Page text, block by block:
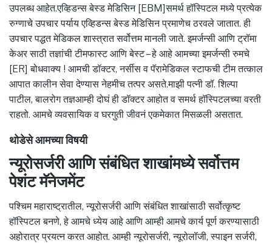
उपलब्ध आहेत.एव्हिडन्स बेस्ड मेडिसिन [EBM]समर्थ हॉस्पिटल मध्ये प्रत्येक
रुग्णाचे उपचार पर्याय एव्हिडन्स बेस्ड मेडिसिन प्रमाणेच ठरवले जातात. ही
उपचार पद्धत मेडिकल शास्त्रात सर्वोत्तम मानली जाते. इमर्जन्सी आणि ट्रॉमा
केअर साठी तज्ञांची टीमफास्ट आणि बेस्ट – हे आहे आमच्या इमर्जन्सी रुमचे
[ER] बोधवाक्य ! आमची डॉक्टर, नर्सीस व पॅरामेडिकल स्टाफची टीम तत्काल
आपात कालीन सेवा देण्यास नेहमीच तत्पर असते.माझी पत्नी डॉ. शिल्पा
पाटील, बालरोग तज्ञआम्ही दोघं ही डॉक्टर आहोत व समर्थ हॉस्पिटलच्या वरती
राहतो. आमचे व्यवसायिक व घरगुती जीवनं एकमेकात मिसळली असतात.
थोडेसे आमच्या विषयी
न्यूरोसर्जरी आणि संबंधित शाखांमध्ये सर्वोत्तम
पेशंट मॅनेजमेंट
पश्चिम महाराष्ट्रातील, न्यूरोसर्जरी आणि संबंधित शाखांसाठी सर्वोत्कृष्ट
हॉस्पिटल बनणे, हे आमचे ध्येय आहे आणि आम्ही आमचे कार्य पूर्ण करण्यासाठी
अहोरात्र प्रयत्न करत आहोत. आम्ही न्यूरोसर्जरी, न्यूरोलॉजी, स्पाइन सर्जरी,